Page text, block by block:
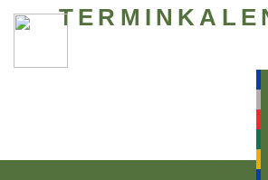
VORHERIGER TAG